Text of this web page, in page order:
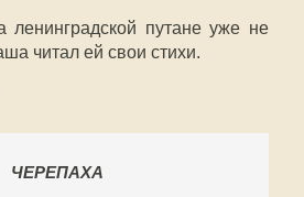
ленинградской путане уже не
читал ей свои стихи.
ЧЕРЕПАХА